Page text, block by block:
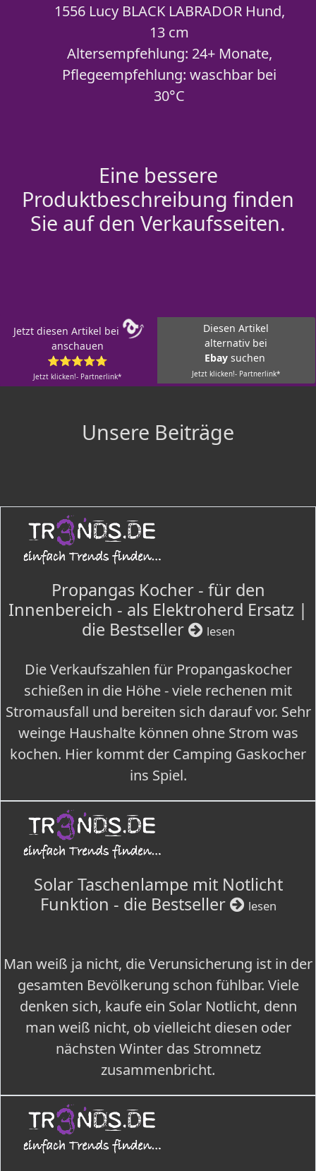
1556 Lucy BLACK LABRADOR Hund,
13 cm
Altersempfehlung: 24+ Monate,
Pflegeempfehlung: waschbar bei
30°C
Eine bessere
Produktbeschreibung finden
Sie auf den Verkaufsseiten.
Jetzt diesen Artikel bei
anschauen
⭐⭐⭐⭐⭐
Jetzt klicken!- Partnerlink*
Diesen Artikel
alternativ bei
Ebay suchen
Jetzt klicken!- Partnerlink*
Unsere Beiträge
Propangas Kocher - für den
Innenbereich - als Elektroherd Ersatz |
die Bestseller
lesen
Die Verkaufszahlen für Propangaskocher
schießen in die Höhe - viele rechenen mit
Stromausfall und bereiten sich darauf vor. Sehr
weinge Haushalte können ohne Strom was
kochen. Hier kommt der Camping Gaskocher
ins Spiel.
Solar Taschenlampe mit Notlicht
Funktion - die Bestseller
lesen
Man weiß ja nicht, die Verunsicherung ist in der
gesamten Bevölkerung schon fühlbar. Viele
denken sich, kaufe ein Solar Notlicht, denn
man weiß nicht, ob vielleicht diesen oder
nächsten Winter das Stromnetz
zusammenbricht.